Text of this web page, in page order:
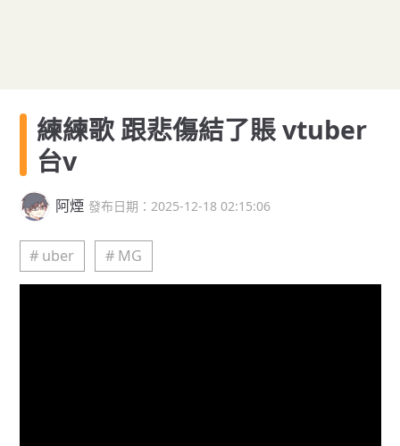
練練歌 跟悲傷結了賬 vtuber
台v
阿煙 發布日期：2025-12-18 02:15:06
# uber # MG